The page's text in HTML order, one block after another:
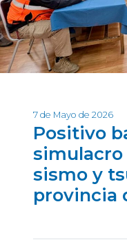
7 de Mayo de 2026
Positivo
sismo y
provincia